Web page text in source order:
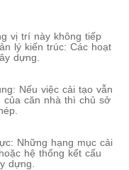
vị trí này không tiếp
lý kiến trúc: Các hoạt
dựng.
Nếu việc cải tạo vẫn
của căn nhà thì chủ sở
Những hạng mục cải
hệ thống kết cấu
dựng.